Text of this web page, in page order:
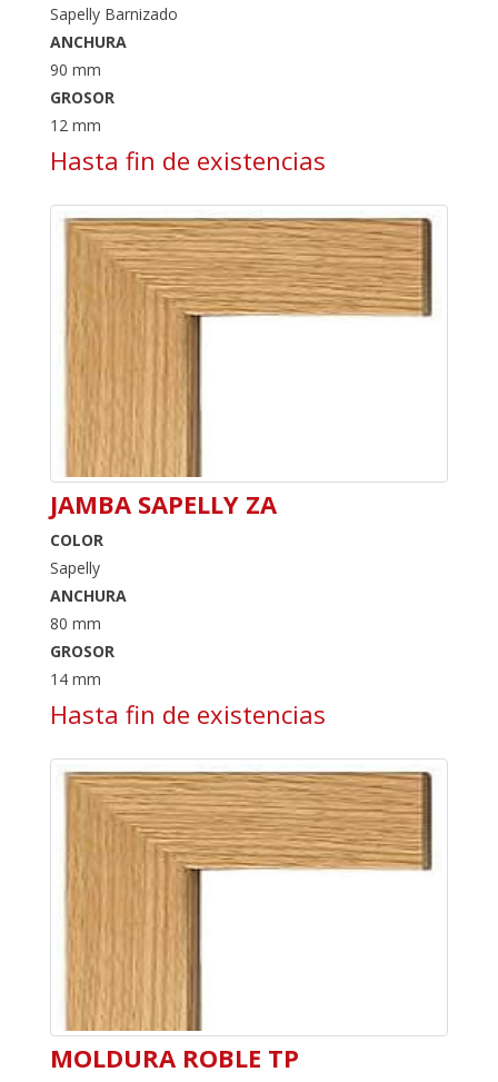
Sapelly Barnizado
ANCHURA
90 mm
GROSOR
12 mm
Hasta fin de existencias
JAMBA SAPELLY ZA
COLOR
Sapelly
ANCHURA
80 mm
GROSOR
14 mm
Hasta fin de existencias
MOLDURA ROBLE TP